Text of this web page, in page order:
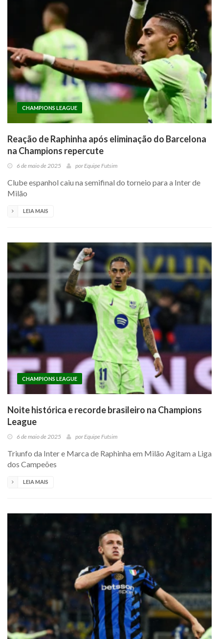
CHAMPIONS LEAGUE
Reação de Raphinha após eliminação do Barcelona
na Champions repercute
6 de maio de 2025 por Equipe Futsim
Clube espanhol caiu na semifinal do torneio para a Inter de
Milão
LEIA MAIS
CHAMPIONS LEAGUE
Noite histórica e recorde brasileiro na Champions
League
6 de maio de 2025 porEquipe Futsim
Triunfo da Inter e Marca de Raphinha em Milão Agitam a Liga
dos Campeões
LEIA MAIS